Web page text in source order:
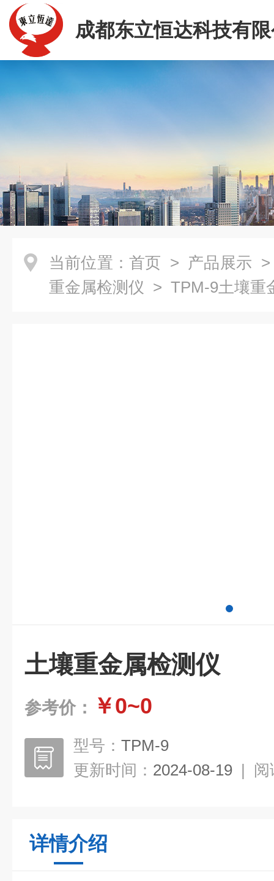
成都东立恒达科技有
当前位置： 首页 > 产品展示
重金属检测仪 > TPM-9土壤重
土壤重金属检测仪
参考价： ￥0~0
型号： TPM-9
更新时间： 2024-08-19 | 阅
详情介绍